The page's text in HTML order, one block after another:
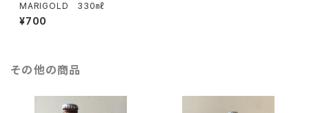
MARIGOLD 330㎖
¥700
その他の商品